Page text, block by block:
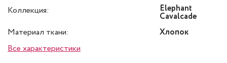
Коллекция:
Elephant
Cavalcade
Материал ткани:
Хлопок
Все характеристики